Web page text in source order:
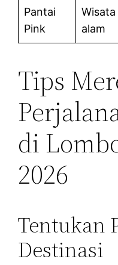
Pantai
Pink
Wisata
alam
Tips
di
2026
Tentukan
Destinasi